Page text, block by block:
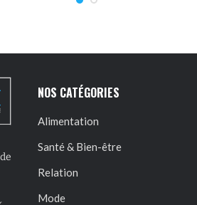
NOS CATÉGORIES
Alimentation
Santé & Bien-être
Relation
Mode